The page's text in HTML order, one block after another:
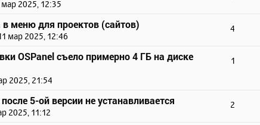
мар 2025, 12:35
меню для проектов (сайтов)
мар 2025, 12:46
4
OSPanel съело примерно 4 ГБ на диске
2025, 21:54
1
5-ой версии не устанавливается
2025, 11:12
2